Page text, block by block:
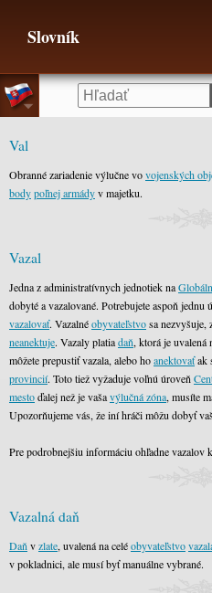
Slovník
Val
Obranné zariadenie výlučne vovojenských
bodypoľnej armádyv majetku.
Vazal
Jedna z administratívnych jednotiek na
dobyté a vazalované. Potrebujete aspoň jednu
vazalovať. Vazalnéobyvateľstvosa nezvyšuje,
neanektuje. Vazaly platiadaň, ktorá je uvalená
môžete prepustiť vazala, alebo hoanektovaťak
provincií. Toto tiež vyžaduje voľnú úroveň
mestoďalej než je vašavýlučná zóna, musíte
Upozorňujeme vás, že iní hráči môžu dobyť
Pre podrobnejšiu informáciu ohľadne vazalov
Vazalná daň
Daň vzlate, uvalená na celéobyvateľstvo
v pokladnici, ale musí byť manuálne vybrané.